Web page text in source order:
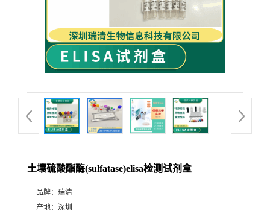
土壤硫酸酯酶(sulfatase)elisa检测试剂盒
品牌： 瑞清
产地： 深圳